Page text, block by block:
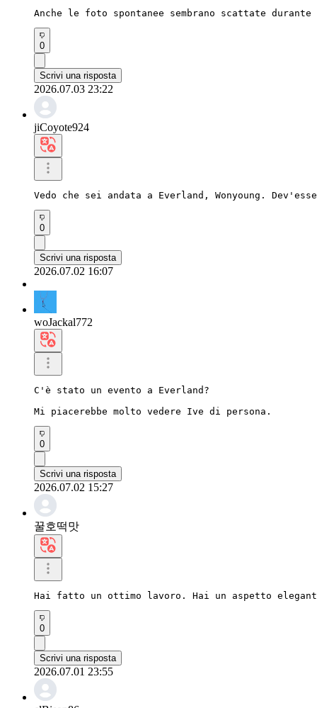
Anche le foto spontanee sembrano scattate
0
Scrivi una risposta
2026.07.03 23:22
jiCoyote924
Vedo che sei andata a Everland, Wonyoung.
0
Scrivi una risposta
2026.07.02 16:07
woJackal772
C'è stato un evento a Everland?
Mi piacerebbe molto vedere Ive di persona.
0
Scrivi una risposta
2026.07.02 15:27
꿀호떡맛
Hai fatto un ottimo lavoro. Hai un aspetto
0
Scrivi una risposta
2026.07.01 23:55